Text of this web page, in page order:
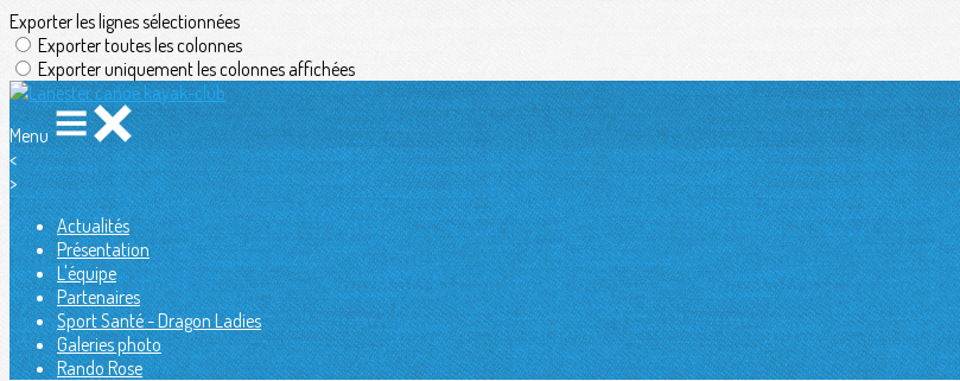
Exporter les lignes sélectionnées
Exporter toutes les colonnes
Exporter uniquement les colonnes affichées
Menu
<
>
Actualités
Présentation
L'équipe
Partenaires
Sport Santé - Dragon Ladies
Galeries photo
Rando Rose